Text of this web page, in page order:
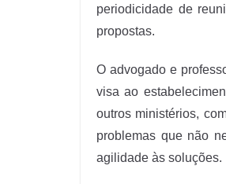
periodicidade de
propostas.
O advogado e
visa ao
outros ministérios,
problemas que não
agilidade às soluções.